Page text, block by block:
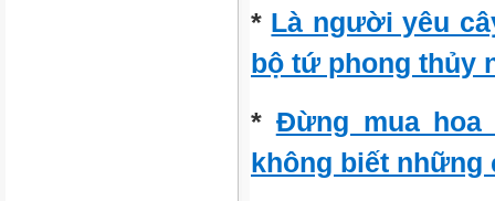
* Là người yêu
bộ tứ phong thủy
* Đừng mua hoa
không biết những